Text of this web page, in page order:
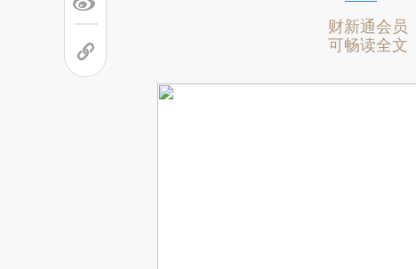
财新通会员
可畅读全文